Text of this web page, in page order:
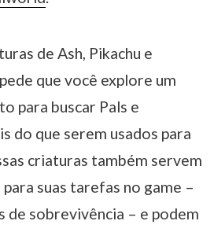
de Ash, Pikachu e
que você explore um
para buscar Pals e
do que serem usados para
criaturas também servem
suas tarefas no game –
de sobrevivência – e podem